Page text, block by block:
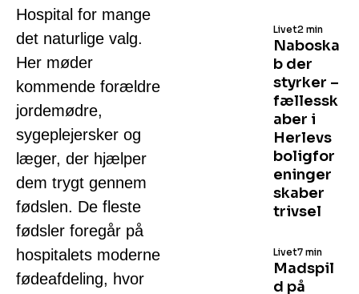
Hospital for mange
det naturlige valg.
Her møder
kommende forældre
jordemødre,
sygeplejersker og
læger, der hjælper
dem trygt gennem
fødslen. De fleste
fødsler foregår på
hospitalets moderne
fødeafdeling, hvor
Naboska
b der
styrker –
fællessk
aber i
Herlevs
boligfor
eninger
skaber
trivsel
Livet2 min
Madspil
d på
Livet7 min